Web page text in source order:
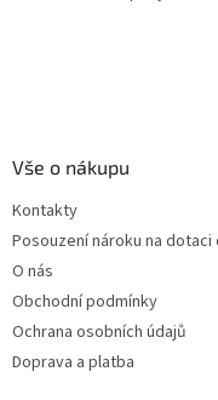
Vše o nákupu
Kontakty
Posouzení nároku na
O nás
Obchodní podmínky
Ochrana osobních údajů
Doprava a platba